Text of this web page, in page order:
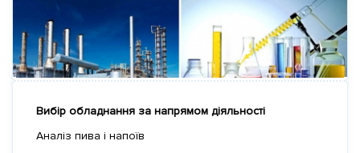
Вибір обладнання за напрямом діяльності
Аналіз пива і напоїв